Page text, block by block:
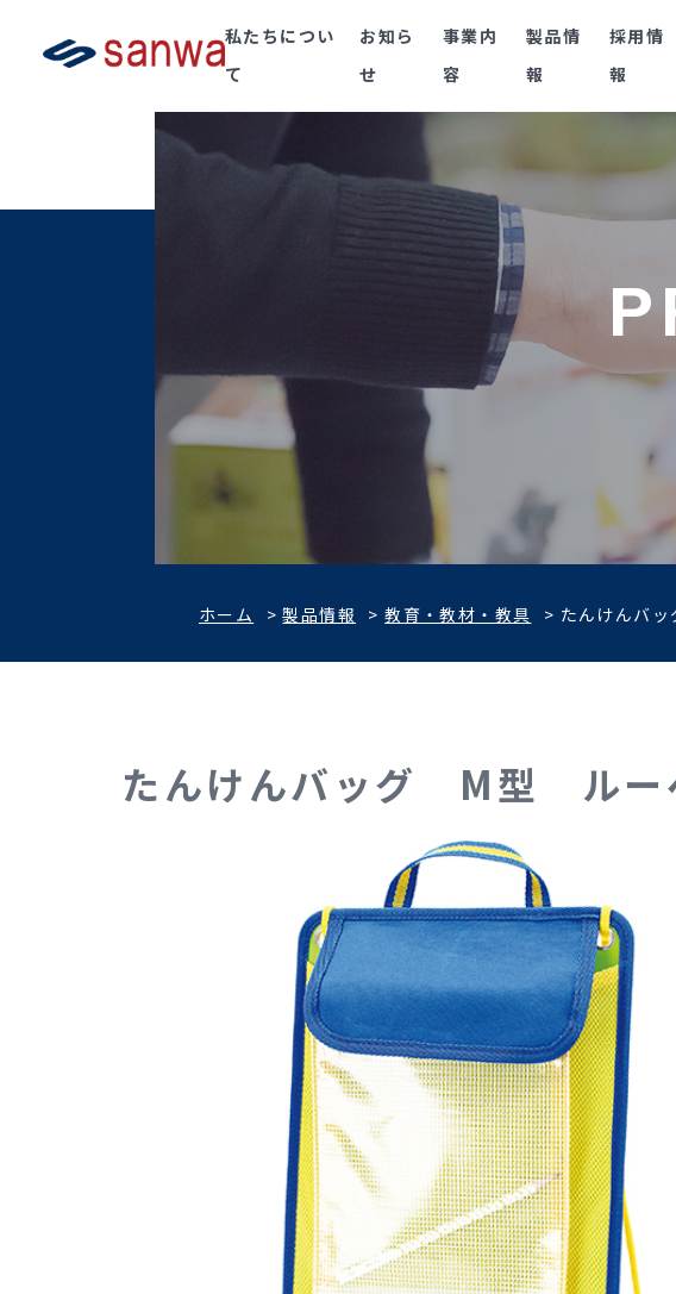
私たちについ
て
お知ら
せ
事業内
容
製品情
報
採用情
報
ホーム >製品情報 >教育・教材・教具 > たんけんバ
たんけんバッグ M型 ルー